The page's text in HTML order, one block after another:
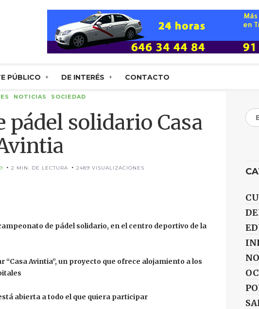
PÚBLICO DE INTERÉS CONTACTO
NOTICIAS SOCIEDAD
pádel solidario Casa
2 MIN. DE LECTURA 2489 VISUALIZACIONES
de pádel solidario, en el centro deportivo de la
Avintia”, un proyecto que ofrece alojamiento a los
abierta a todo el que quiera participar